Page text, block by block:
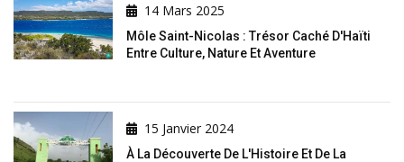
14 Mars 2025
Môle Saint-Nicolas : Trésor Caché D'Haïti
Entre Culture, Nature Et Aventure
15 Janvier 2024
À La Découverte De L'Histoire Et De La